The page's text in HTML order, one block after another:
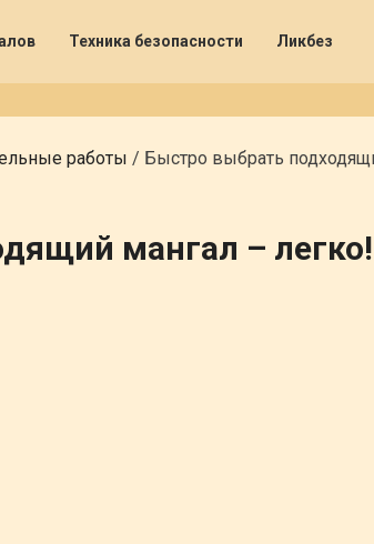
Техника безопасности Ликбез
работы / Быстро выбрать
мангал – легко!